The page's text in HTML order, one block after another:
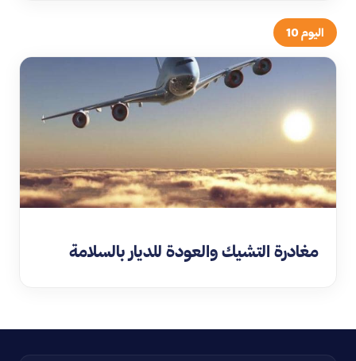
اليوم 10
مغادرة التشيك والعودة للديار بالسلامة